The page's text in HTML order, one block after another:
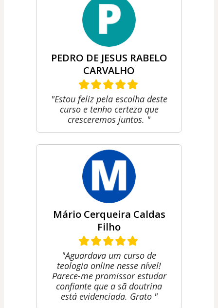
PEDRO DE JESUS RABELO
CARVALHO
"Estou feliz pela escolha deste
curso e tenho certeza que
cresceremos juntos. "
Mário Cerqueira Caldas
Filho
"Aguardava um curso de
teologia online nesse nível!
Parece-me promissor estudar
confiante que a sã doutrina
está evidenciada. Grato "